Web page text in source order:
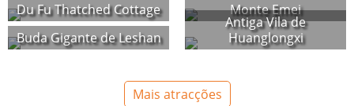
Du Fu Thatched Cottage
Monte Emei
Buda Gigante de Leshan
Antiga Vila de
Huanglongxi
Mais atracções